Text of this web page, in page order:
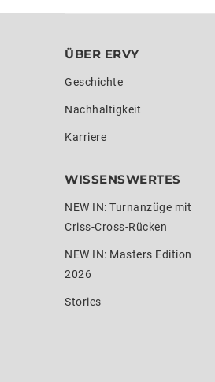
ÜBER ERVY
Geschichte
Nachhaltigkeit
Karriere
WISSENSWERTES
NEW IN: Turnanzüge mit
Criss-Cross-Rücken
NEW IN: Masters Edition
2026
Stories